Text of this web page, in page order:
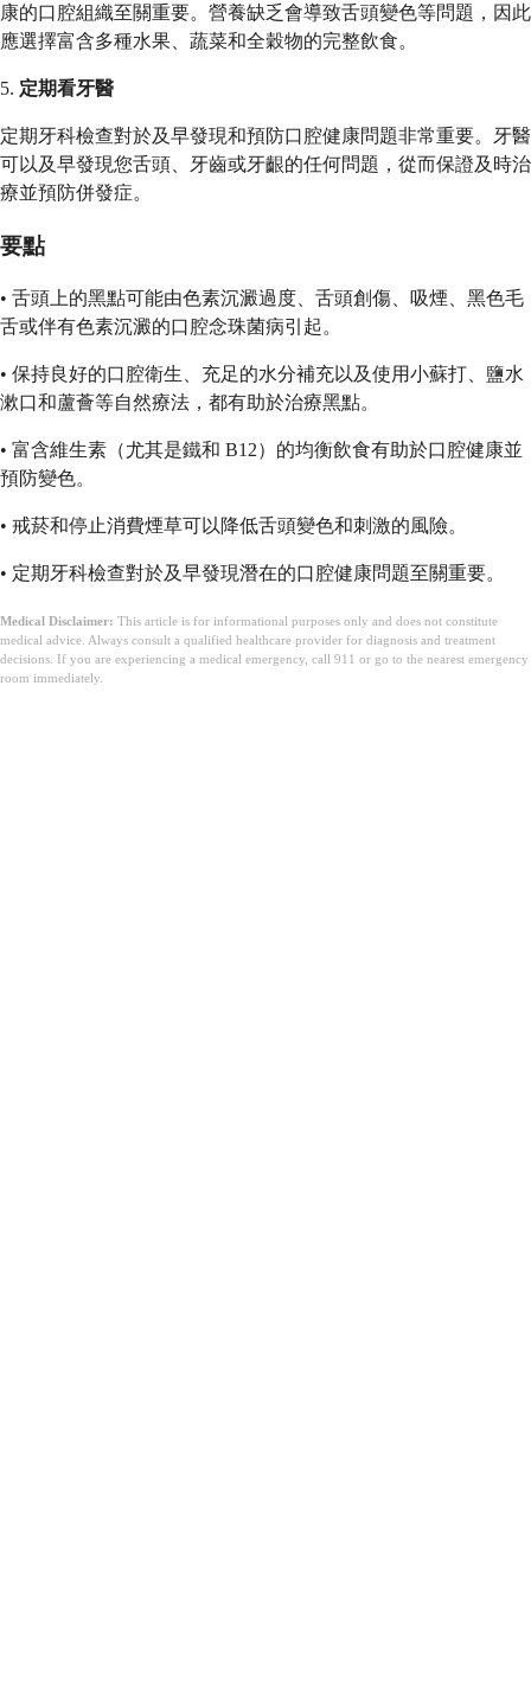
康的口腔組織至關重要。營養缺乏會導致舌頭變色等問題，因此
應選擇富含多種水果、蔬菜和全穀物的完整飲食。
5. 定期看牙醫
定期牙科檢查對於及早發現和預防口腔健康問題非常重要。牙醫
可以及早發現您舌頭、牙齒或牙齦的任何問題，從而保證及時治
療並預防併發症。
要點
• 舌頭上的黑點可能由色素沉澱過度、舌頭創傷、吸煙、黑色毛
舌或伴有色素沉澱的口腔念珠菌病引起。
• 保持良好的口腔衛生、充足的水分補充以及使用小蘇打、鹽水
漱口和蘆薈等自然療法，都有助於治療黑點。
• 富含維生素（尤其是鐵和 B12）的均衡飲食有助於口腔健康並
預防變色。
• 戒菸和停止消費煙草可以降低舌頭變色和刺激的風險。
• 定期牙科檢查對於及早發現潛在的口腔健康問題至關重要。
Medical Disclaimer: This article is for informational purposes only and does not constitute
medical advice. Always consult a qualified healthcare provider for diagnosis and treatment
decisions. If you are experiencing a medical emergency, call 911 or go to the nearest emergency
room immediately.